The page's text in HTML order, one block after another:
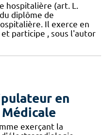
hospitalière (art. L.
diplôme de
Il exerce en
participe , sous l'autor
en
exerçant la